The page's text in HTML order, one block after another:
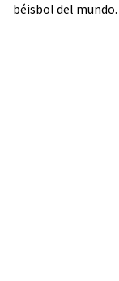
béisbol del mundo.